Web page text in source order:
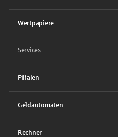
Wertpapiere
Services
Filialen
Geldautomaten
Rechner